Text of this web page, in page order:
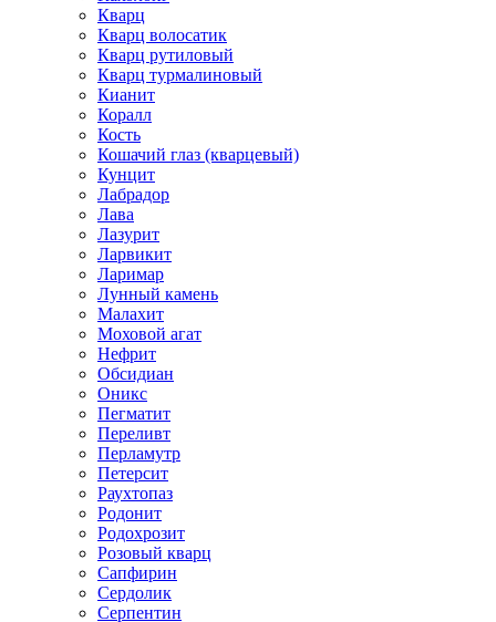
Кварц
Кварц волосатик
Кварц рутиловый
Кварц турмалиновый
Кианит
Коралл
Кость
Кошачий глаз (кварцевый)
Кунцит
Лабрадор
Лава
Лазурит
Ларвикит
Ларимар
Лунный камень
Малахит
Моховой агат
Нефрит
Обсидиан
Оникс
Пегматит
Переливт
Перламутр
Петерсит
Раухтопаз
Родонит
Родохрозит
Розовый кварц
Сапфирин
Сердолик
Серпентин